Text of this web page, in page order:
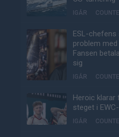
IGÅR
ESL-
problem med
Fansen
sig
IGÅR
Heroic klarar
steget i
IGÅR